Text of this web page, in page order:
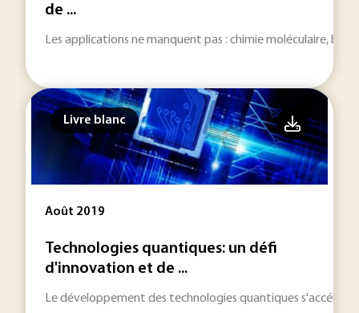
de ...
Les applications ne manquent pas : chimie moléculaire,
Livre blanc
Août 2019
Technologies quantiques: un défi
d'innovation et de ...
Le développement des technologies quantiques